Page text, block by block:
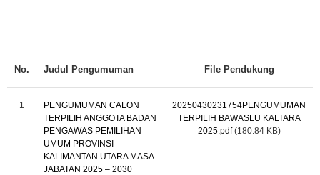
No. Judul Pengumuman File Pendukung
1
PENGUMUMAN CALON
TERPILIH ANGGOTA BADAN
PENGAWAS PEMILIHAN
UMUM PROVINSI
KALIMANTAN UTARA MASA
JABATAN 2025 – 2030
20250430231754PENGUMUMAN
TERPILIH BAWASLU KALTARA
2025.pdf (180.84 KB)